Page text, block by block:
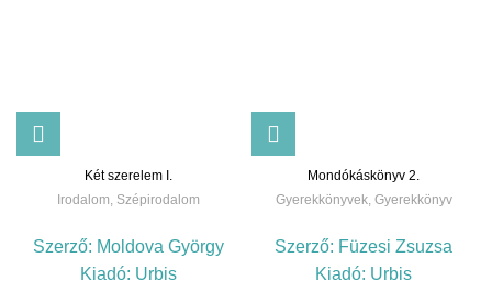
Két szerelem I.
Irodalom, Szépirodalom
Szerző: Moldova György
Kiadó: Urbis
Mondókáskönyv 2.
Gyerekkönyvek, Gyerekkönyv
Szerző: Füzesi Zsuzsa
Kiadó: Urbis